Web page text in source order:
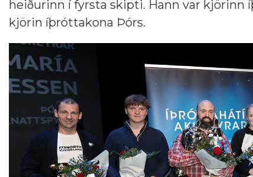
heiðurinn í fyrsta skipti. Hann var kjörinn
kjörin íþróttakona Þórs.